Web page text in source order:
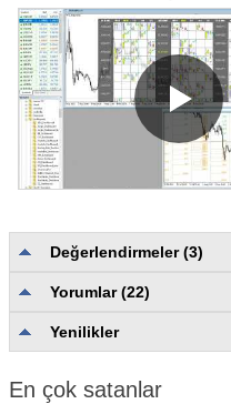
Değerlendirmeler (3)
Açıklama kalitesi ve eksiksizliği
Kullanıcı desteği
Yorumlar (22)
Yenilikler
En çok satanlar